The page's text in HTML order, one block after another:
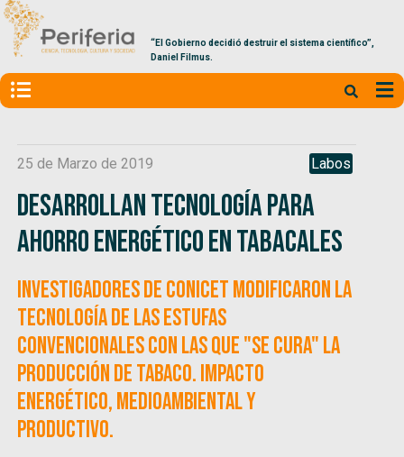
“El Gobierno decidió destruir el sistema científico”,
Daniel Filmus.
25 de Marzo de 2019 Labos
Desarrollan tecnología para
ahorro energético en tabacales
Investigadores de CONICET modificaron la
tecnología de las estufas
convencionales con las que "se cura" la
producción de tabaco. Impacto
energético, medioambiental y
productivo.